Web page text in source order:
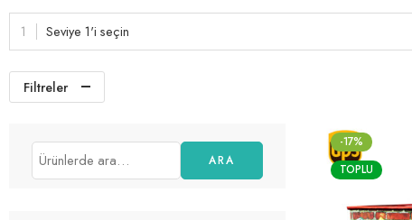
Seviye 1'i seçin
Filtreler
-17%
TOPLU
ARA